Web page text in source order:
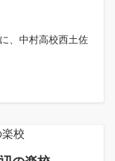
、中村高校西土佐